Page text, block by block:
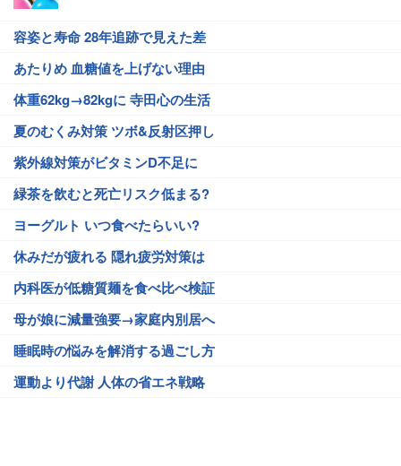
容姿と寿命 28年追跡で見えた差
あたりめ 血糖値を上げない理由
体重62kg→82kgに 寺田心の生活
夏のむくみ対策 ツボ&反射区押し
紫外線対策がビタミンD不足に
緑茶を飲むと死亡リスク低まる?
ヨーグルト いつ食べたらいい?
休みだが疲れる 隠れ疲労対策は
内科医が低糖質麺を食べ比べ検証
母が娘に減量強要→家庭内別居へ
睡眠時の悩みを解消する過ごし方
運動より代謝 人体の省エネ戦略